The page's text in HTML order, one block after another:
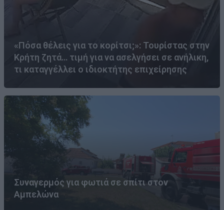
«Πόσα θέλεις για το κορίτσι;»: Τουρίστας στην
Κρήτη ζητά… τιμή για να ασελγήσει σε ανήλικη,
τι καταγγέλλει ο ιδιοκτήτης επιχείρησης
Συναγερμός για φωτιά σε σπίτι στον
Αμπελώνα